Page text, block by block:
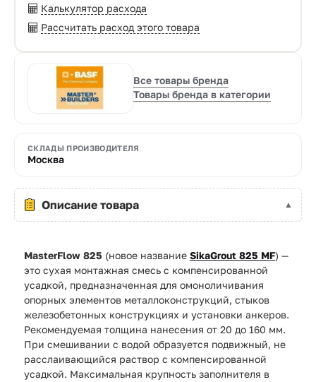
Калькулятор расхода
Рассчитать расход этого товара
Все товары бренда
Товары бренда в категории
СКЛАДЫ ПРОИЗВОДИТЕЛЯ
Москва
Описание товара
MasterFlow 825 (новое название SikaGrout 825 MF) —
это сухая монтажная смесь с компенсированной
усадкой, предназначенная для омоноличивания
опорных элементов металлоконструкций, стыков
железобетонных конструкциях и установки анкеров.
Рекомендуемая толщина нанесения от 20 до 160 мм.
При смешивании с водой образуется подвижный, не
расслаивающийся раствор c компенсированной
усадкой. Максимальная крупность заполнителя в